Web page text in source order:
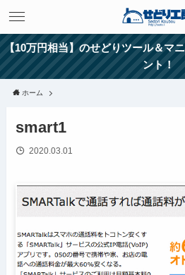
【10万円相当】のせどりツール＆マ
ント！
ホーム
smart1
2020.03.01